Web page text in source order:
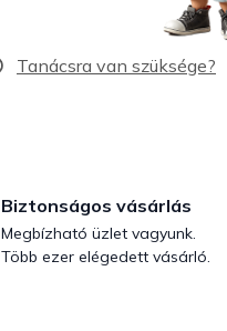
Biztonságos vásárlás
Megbízható üzlet vagyunk.
Több ezer elégedett vásárló.